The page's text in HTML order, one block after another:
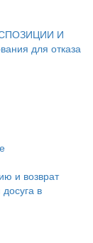
И
для отказа
и возврат
в